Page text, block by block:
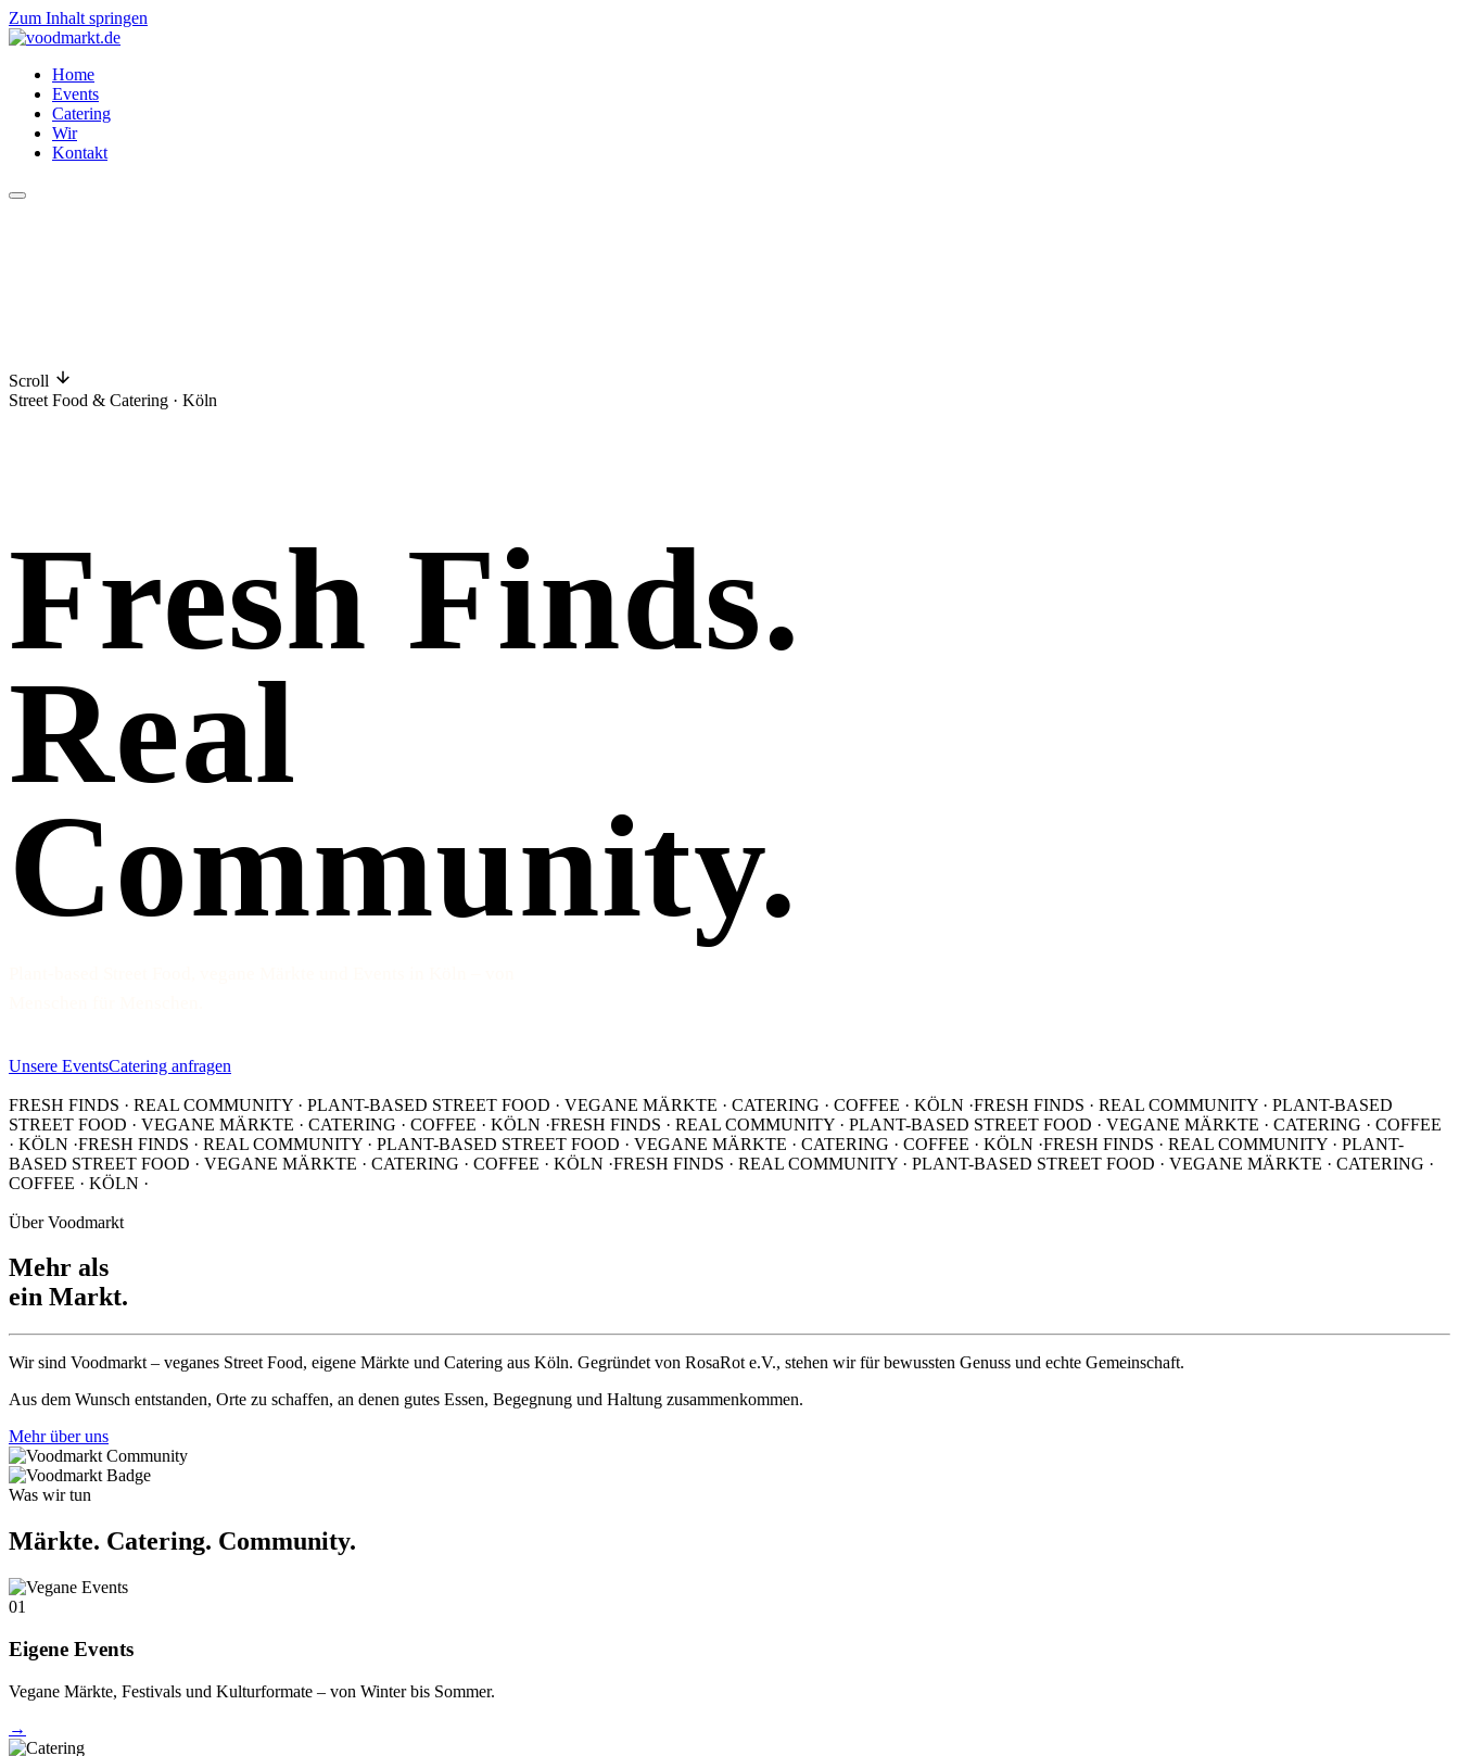
Zum Inhalt springen
Home
Events
Catering
Wir
Kontakt
Scroll
Street Food & Catering · Köln
Fresh Finds.
Real
Community.
Unsere EventsCatering anfragen
FRESH FINDS · REAL COMMUNITY · PLANT-BASED STREET FOOD · VEGANE MÄRKTE · CATERING · COFFEE · KÖLN ·FRESH FINDS · REAL COMMUNITY · PLANT-BASED
STREET FOOD · VEGANE MÄRKTE · CATERING · COFFEE · KÖLN ·FRESH FINDS · REAL COMMUNITY · PLANT-BASED STREET FOOD · VEGANE MÄRKTE · CATERING · COFFEE
· KÖLN ·FRESH FINDS · REAL COMMUNITY · PLANT-BASED STREET FOOD · VEGANE MÄRKTE · CATERING · COFFEE · KÖLN ·FRESH FINDS · REAL COMMUNITY · PLANT-
BASED STREET FOOD · VEGANE MÄRKTE · CATERING · COFFEE · KÖLN ·FRESH FINDS · REAL COMMUNITY · PLANT-BASED STREET FOOD · VEGANE MÄRKTE · CATERING ·
COFFEE · KÖLN ·
Über Voodmarkt
Mehr als
ein Markt.
Wir sind Voodmarkt – veganes Street Food, eigene Märkte und Catering aus Köln. Gegründet von RosaRot e.V., stehen wir für bewussten Genuss und echte Gemeinschaft.
Aus dem Wunsch entstanden, Orte zu schaffen, an denen gutes Essen, Begegnung und Haltung zusammenkommen.
Mehr über uns
Was wir tun
Märkte. Catering. Community.
01
Eigene Events
Vegane Märkte, Festivals und Kulturformate – von Winter bis Sommer.
→